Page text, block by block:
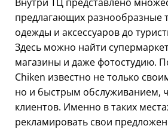
предлагающих разнообразные
одежды и аксессуаров до
Здесь можно найти
магазины и даже фотостудию.
Chiken известно не только
но и быстрым обслуживанием,
клиентов. Именно в таких
рекламировать свои